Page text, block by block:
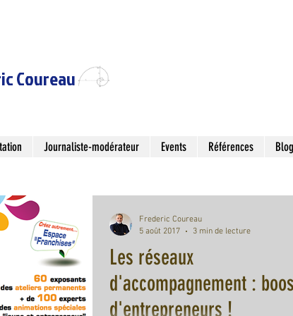
Coureau
Journaliste-modérateur Events Références
Les réseaux
d'accompagnement :
d'entrepreneurs !
Frederic Coureau
5 août 2017
3 min de lecture